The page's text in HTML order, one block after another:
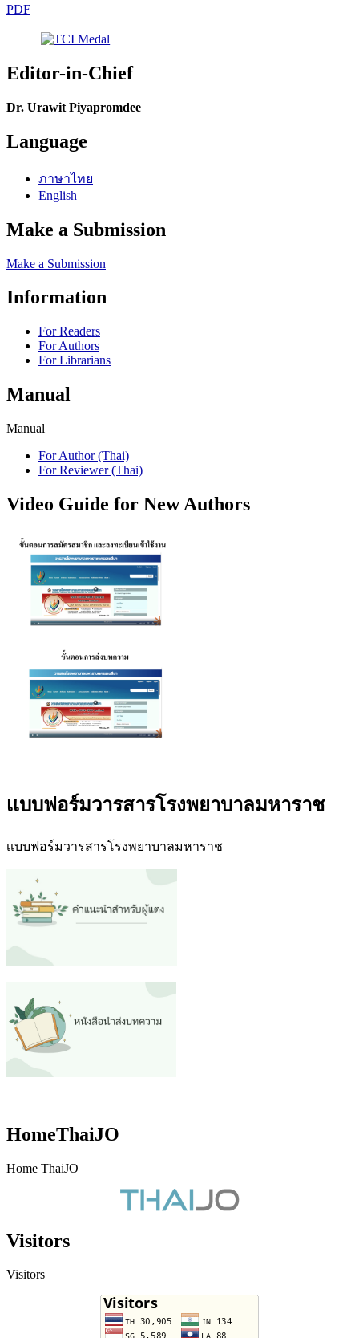
PDF
Editor-in-Chief
Dr. Urawit Piyapromdee
Language
ภาษาไทย
English
Make a Submission
Make a Submission
Information
For Readers
For Authors
For Librarians
Manual
Manual
For Author (Thai)
For Reviewer (Thai)
Video Guide for New Authors
เเบบฟอร์มวารสารโรงพยาบาลมหาราช
เเบบฟอร์มวารสารโรงพยาบาลมหาราช
HomeThaiJO
Home ThaiJO
Visitors
Visitors